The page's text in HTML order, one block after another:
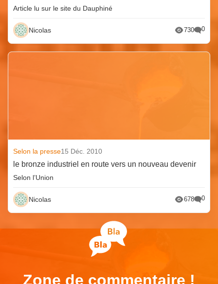
Article lu sur le site du Dauphiné
Nicolas 730 0
Selon la presse15 Déc. 2010
le bronze industriel en route vers un nouveau devenir
Selon l’Union
Nicolas 678 0
Zone de commentaire !